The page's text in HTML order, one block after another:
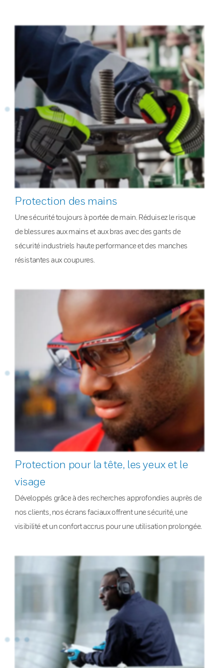
Protection des mains
Une sécurité toujours à portée de main. Réduisez le risque
de blessures aux mains et aux bras avec des gants de
sécurité industriels haute performance et des manches
résistantes aux coupures.
Protection pour la tête, les yeux et le
visage
Développés grâce à des recherches approfondies auprès de
nos clients, nos écrans faciaux offrent une sécurité, une
visibilité et un confort accrus pour une utilisation prolongée.